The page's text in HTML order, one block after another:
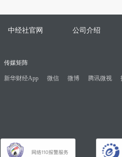
中经社官网 公司介绍
传媒矩阵
新华财经App 微信 微博 腾讯微视